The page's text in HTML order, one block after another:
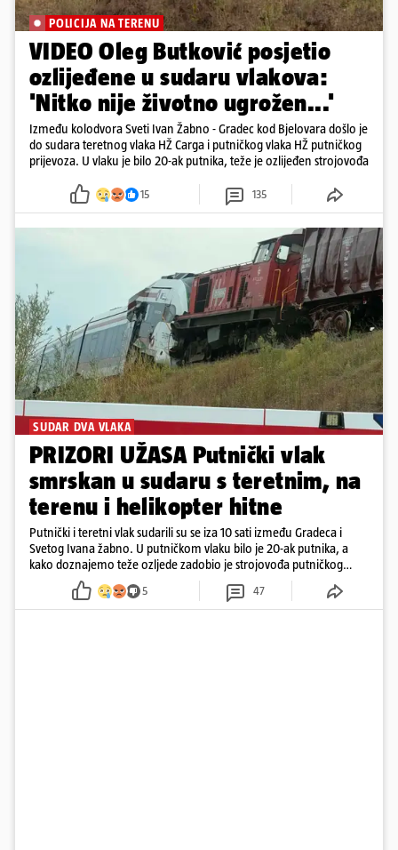
POLICIJA NA TERENU
VIDEO Oleg Butković posjetio
ozlijeđene u sudaru vlakova:
'Nitko nije životno ugrožen...'
Između kolodvora Sveti Ivan Žabno - Gradec kod Bjelovara došlo je
do sudara teretnog vlaka HŽ Carga i putničkog vlaka HŽ putničkog
prijevoza. U vlaku je bilo 20-ak putnika, teže je ozlijeđen strojovođa
15 135
SUDAR DVA VLAKA
PRIZORI UŽASA Putnički vlak
smrskan u sudaru s teretnim, na
terenu i helikopter hitne
Putnički i teretni vlak sudarili su se iza 10 sati između Gradeca i
Svetog Ivana žabno. U putničkom vlaku bilo je 20-ak putnika, a
kako doznajemo teže ozljede zadobio je strojovođa putničkog
vlaka. Zatvoren je promet, a fotoreporteri Prigorskog objavili su
prve snimke s mjesta sudara
5 47